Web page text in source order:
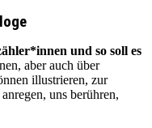
und so soll es
aber auch über
illustrieren, zur
uns berühren,